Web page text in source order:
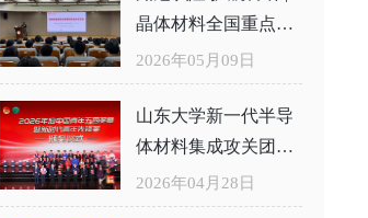
晶体材料全国重点实
验室举办危化品安全
知识专题培训
2026年05月09日
山东大学新一代半导
体材料集成攻关团队
获评2026年度中国青
年五四奖章集体
2026年04月28日